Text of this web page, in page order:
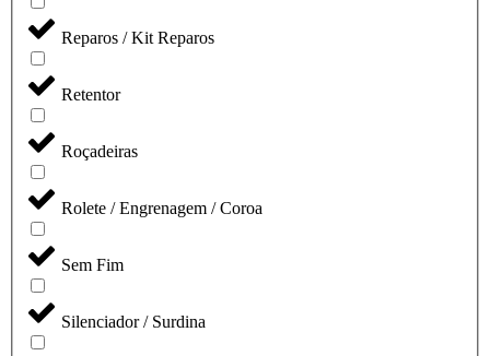
Reparos / Kit Reparos
Retentor
Roçadeiras
Rolete / Engrenagem / Coroa
Sem Fim
Silenciador / Surdina